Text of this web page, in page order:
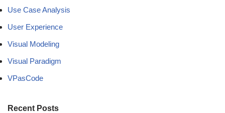
Use Case Analysis
User Experience
Visual Modeling
Visual Paradigm
VPasCode
Recent Posts